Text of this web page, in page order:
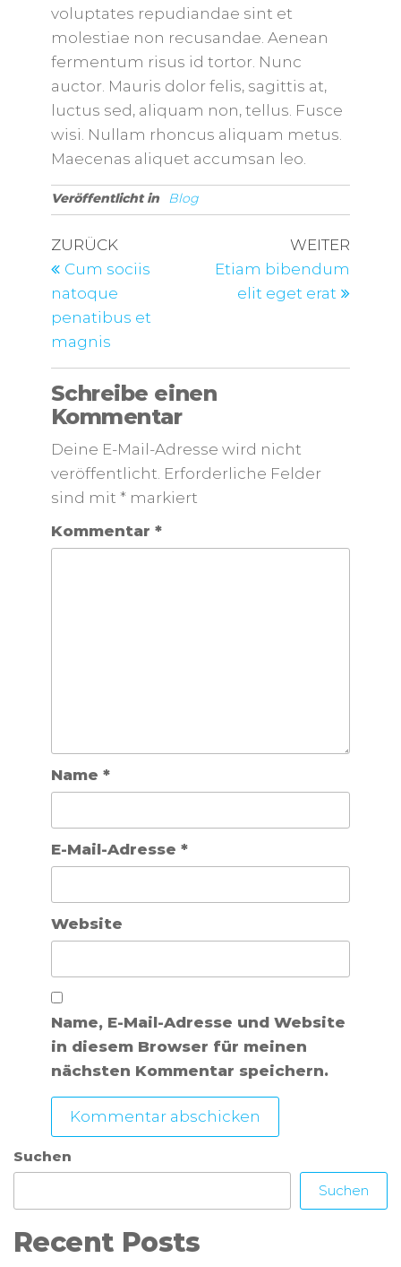
voluptates repudiandae sint et
molestiae non recusandae. Aenean
fermentum risus id tortor. Nunc
auctor. Mauris dolor felis, sagittis at,
luctus sed, aliquam non, tellus. Fusce
wisi. Nullam rhoncus aliquam metus.
Maecenas aliquet accumsan leo.
Veröffentlicht in Blog
ZURÜCK
Cum sociis
natoque
penatibus et
magnis
WEITER
Etiam bibendum
elit eget erat
Schreibe einen
Kommentar
Deine E-Mail-Adresse wird nicht
veröffentlicht. Erforderliche Felder
sind mit *markiert
Kommentar *
Name *
E-Mail-Adresse *
Website
Name, E-Mail-Adresse und Website
in diesem Browser für meinen
nächsten Kommentar speichern.
Suchen
Suchen
Recent Posts